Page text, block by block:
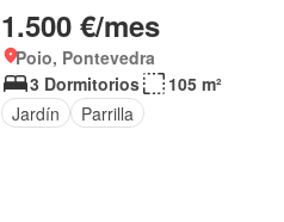
1.500 €/mes
Poio, Pontevedra
3 Dormitorios
105 m²
Jardín
Parrilla